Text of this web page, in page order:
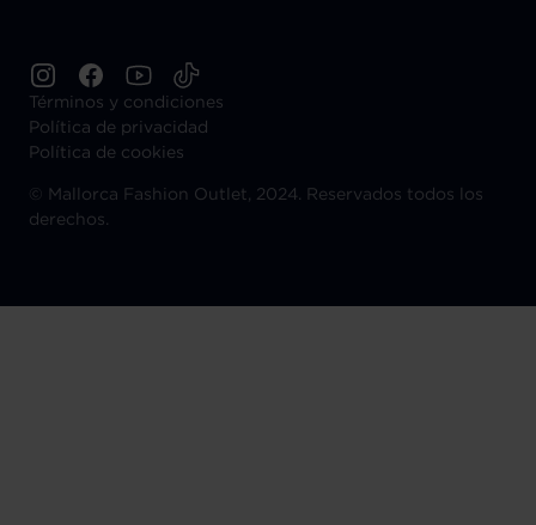
Términos y condiciones
Política de privacidad
Política de cookies
©
Mallorca Fashion Outlet, 2024. Reservados todos los
derechos.